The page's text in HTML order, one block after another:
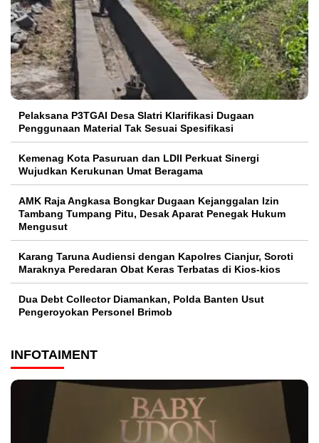
Pelaksana P3TGAI Desa Slatri Klarifikasi Dugaan
Penggunaan Material Tak Sesuai Spesifikasi
Kemenag Kota Pasuruan dan LDII Perkuat Sinergi
Wujudkan Kerukunan Umat Beragama
AMK Raja Angkasa Bongkar Dugaan Kejanggalan Izin
Tambang Tumpang Pitu, Desak Aparat Penegak Hukum
Mengusut
Karang Taruna Audiensi dengan Kapolres Cianjur, Soroti
Maraknya Peredaran Obat Keras Terbatas di Kios-kios
Dua Debt Collector Diamankan, Polda Banten Usut
Pengeroyokan Personel Brimob
INFOTAIMENT